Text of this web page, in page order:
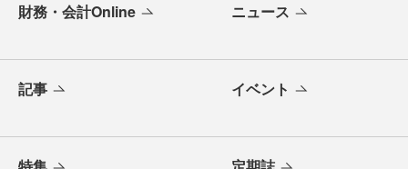
財務・会計Online ニュース
記事 イベント